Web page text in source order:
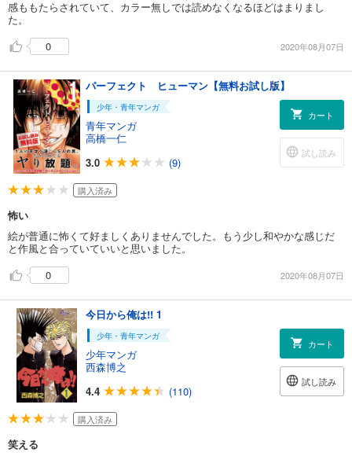
感ももたらされていて、カラー無しでは読めなくなるほどはまりまし
た。
0
2020年08月07日
パーフェクト ヒューマン【無料お試し版】
少年・青年マンガ
青年マンガ
高橋一仁
3.0
(9)
カート
試し読み
購入済み
怖い
絵が普通に怖くて好ましくありませんでした。もう少し和やかな感じだ
と作風と合っていていいと思いました。
0
2020年08月07日
今日から俺は!! 1
少年・青年マンガ
少年マンガ
西森博之
4.4
(110)
カート
試し読み
購入済み
笑える